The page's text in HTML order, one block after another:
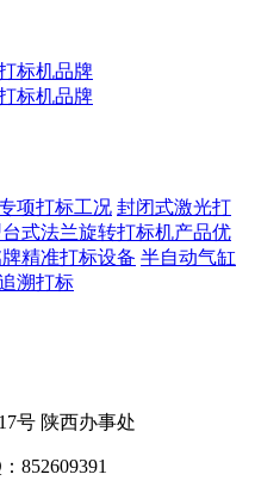
标机品牌
标机品牌
项打标工况 封闭式激光打
式法兰旋转打标机产品优
精准打标设备 半自动气缸
溯打标
号 陕西办事处
852609391